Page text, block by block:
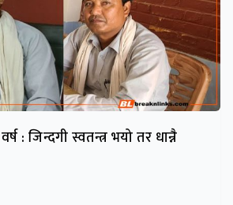
: जिन्दगी स्वतन्त्र भयो तर धान्नै